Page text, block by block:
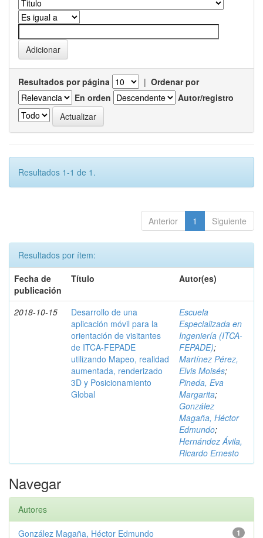
Resultados por página | Ordenar por
En orden
Autor/registro
Resultados 1-1 de 1.
Anterior 1 Siguiente
Resultados por ítem:
Fecha de
publicación
Título Autor(es)
2018-10-15
Desarrollo de una
aplicación móvil para la
orientación de visitantes
de ITCA-FEPADE
utilizando Mapeo, realidad
aumentada, renderizado
3D y Posicionamiento
Global
Escuela
Especializada en
Ingeniería (ITCA-
FEPADE);
Martínez Pérez,
Elvis Moisés;
Pineda, Eva
Margarita;
González
Magaña, Héctor
Edmundo;
Hernández Ávila,
Ricardo Ernesto
Navegar
Autores
1
González Magaña, Héctor Edmundo